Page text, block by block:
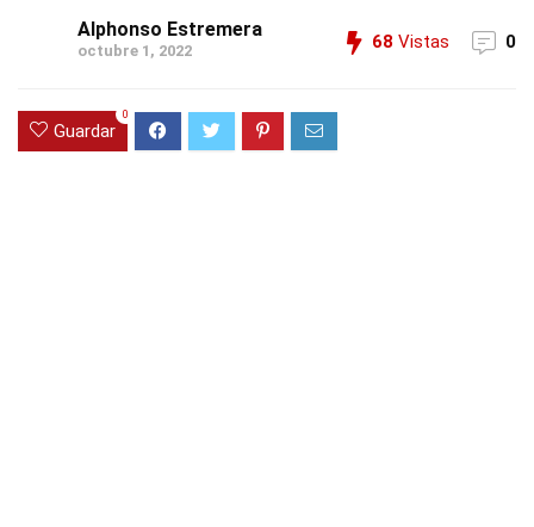
Alphonso Estremera
octubre 1, 2022 68 Vistas 0
Guardar
0